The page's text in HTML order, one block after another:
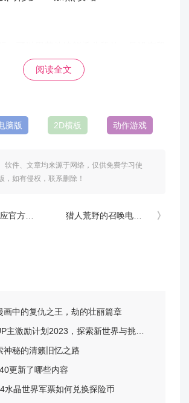
发和技能倾泻速度，技能冷却比较快，
：脱手且技能演出加快，大大加快爆发
能释放时有无敌效果，也可以选择vp1增
：范围增加，并且可以柔化小火，技能
人推荐vp2。
阅读全文
脑版 2D横板 动作游戏
软件、文章均来源于网络，仅供免费学习使
，如有侵权，联系删除！
中文版 猎人荒野的召唤电脑版3037
画中的复仇之王，劫的壮丽篇章
激励计划2023，探索新世界与挑战自我
神秘的清籁旧忆之路
更新了哪些内容
水晶世界军票如何兑换探险币